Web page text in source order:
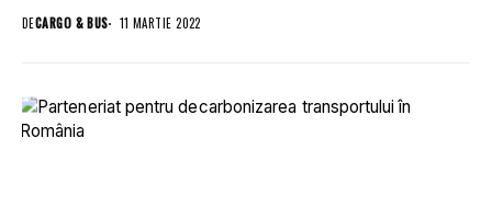
DECARGO & BUS 11 MARTIE 2022